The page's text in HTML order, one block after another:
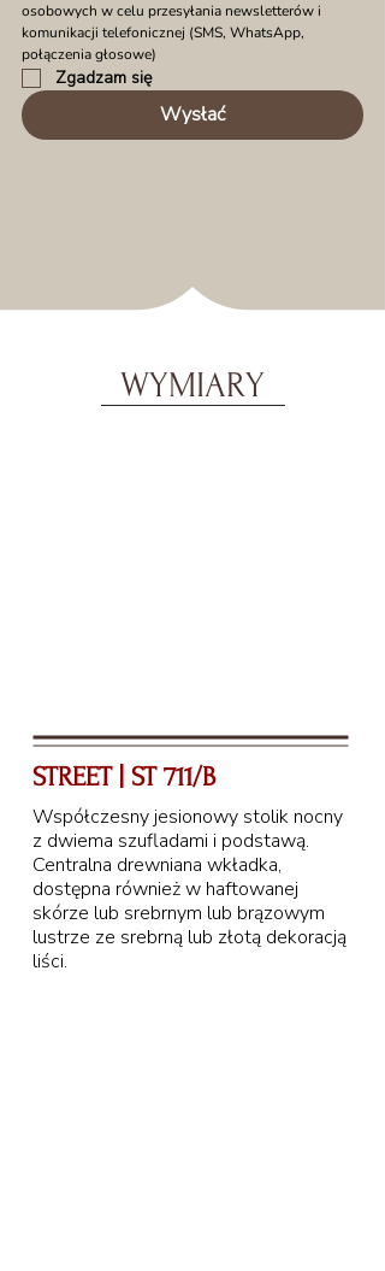
osobowych w celu przesyłania newsletterów i
komunikacji telefonicznej (SMS, WhatsApp,
połączenia głosowe)
Zgadzam się
Wysłać
WYMIARY
STREET | ST 711/B
Współczesny jesionowy stolik nocny
z dwiema szufladami i podstawą.
Centralna drewniana wkładka,
dostępna również w haftowanej
skórze lub srebrnym lub brązowym
lustrze ze srebrną lub złotą dekoracją
liści.